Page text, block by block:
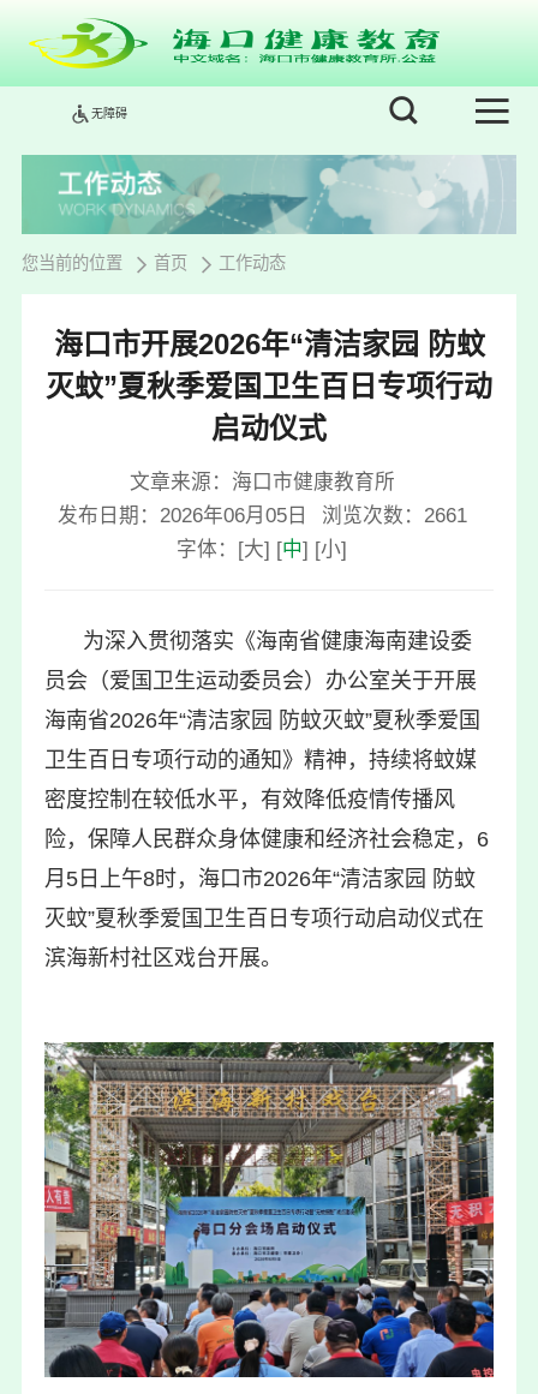
无障碍
您当前的位置 首页 工作动态
海口市开展2026年“清洁家园 防蚊
灭蚊”夏秋季爱国卫生百日专项行动
启动仪式
文章来源：海口市健康教育所
发布日期：2026年06月05日
浏览次数： 2661
字体： [大] [中] [小]
为深入贯彻落实《海南省健康海南建设委
员会（爱国卫生运动委员会）办公室关于开展
海南省2026年“清洁家园 防蚊灭蚊”夏秋季爱国
卫生百日专项行动的通知》精神，持续将蚊媒
密度控制在较低水平，有效降低疫情传播风
险，保障人民群众身体健康和经济社会稳定，6
月5日上午8时，海口市2026年“清洁家园 防蚊
灭蚊”夏秋季爱国卫生百日专项行动启动仪式在
滨海新村社区戏台开展。